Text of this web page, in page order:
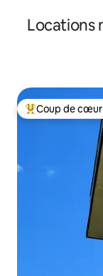
Locations
Coups de cœur
Coup de